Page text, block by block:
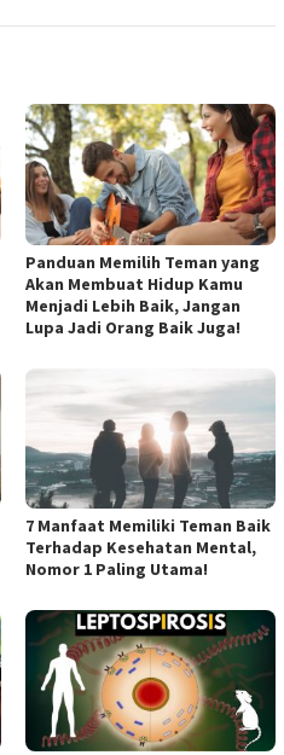
Panduan Memilih Teman yang
Akan Membuat Hidup Kamu
Menjadi Lebih Baik, Jangan
Lupa Jadi Orang Baik Juga!
7 Manfaat Memiliki Teman Baik
Terhadap Kesehatan Mental,
Nomor 1 Paling Utama!